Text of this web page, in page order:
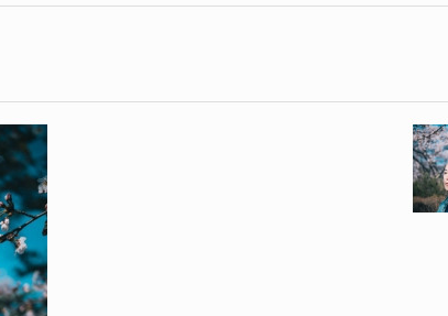
先生的華麗戲劇教室》
》
黑盒劇場《寒武紀與威士忌》
記》
嘢夫人》
慾望迷室》
》
南豐地產項目《豐連Ori．原生良活》，《溥儀眼鏡》，